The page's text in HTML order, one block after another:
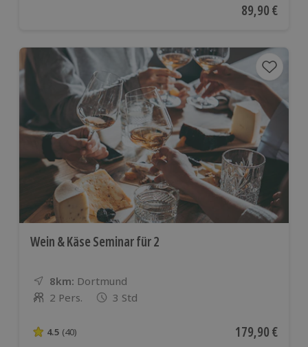
Aktueller
89,90 €
Wein & Käse Seminar für 2
8km: Entfernung
Standort
Dortmund
Anzahl der Teilnehmer
2 Pers. 3 Std
4.5 von 5 Sternen basierend auf 40 Bewertungen
4.5 (40) Aktueller Preis
179,90 €